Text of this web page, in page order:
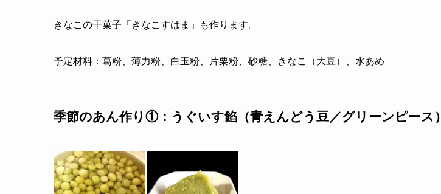
きなこの干菓子「きなこすはま」も作ります。
予定材料：葛粉、薄力粉、白玉粉、片栗粉、砂糖、きなこ（大豆）、水あめ
季節のあん作り①：うぐいす餡（青えんどう豆／グリーンピース）